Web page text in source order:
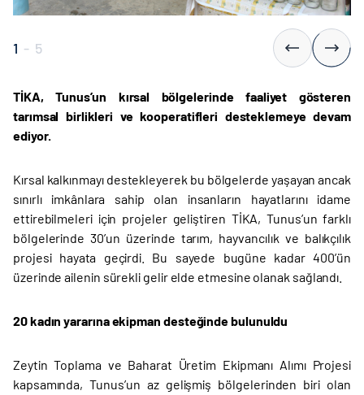
1 - 5
TİKA, Tunus’un kırsal bölgelerinde faaliyet gösteren
tarımsal birlikleri ve kooperatifleri desteklemeye devam
ediyor.
Kırsal kalkınmayı destekleyerek bu bölgelerde yaşayan ancak
sınırlı imkânlara sahip olan insanların hayatlarını idame
ettirebilmeleri için projeler geliştiren TİKA, Tunus’un farklı
bölgelerinde 30’un üzerinde tarım, hayvancılık ve balıkçılık
projesi hayata geçirdi. Bu sayede bugüne kadar 400’ün
üzerinde ailenin sürekli gelir elde etmesine olanak sağlandı.
20 kadın yararına ekipman desteğinde bulunuldu
Zeytin Toplama ve Baharat Üretim Ekipmanı Alımı Projesi
kapsamında, Tunus’un az gelişmiş bölgelerinden biri olan